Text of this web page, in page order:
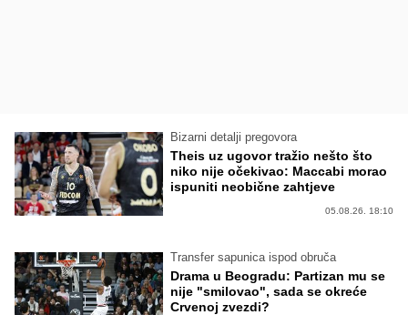
Bizarni detalji pregovora
Theis uz ugovor tražio nešto što
niko nije očekivao: Maccabi morao
ispuniti neobične zahtjeve
05.08.26. 18:10
Transfer sapunica ispod obruča
Drama u Beogradu: Partizan mu se
nije "smilovao", sada se okreće
Crvenoj zvezdi?